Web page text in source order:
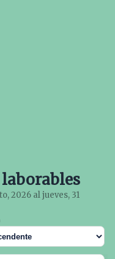
2026 al jueves, 31